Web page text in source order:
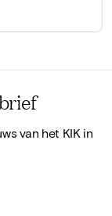
van het KIK in